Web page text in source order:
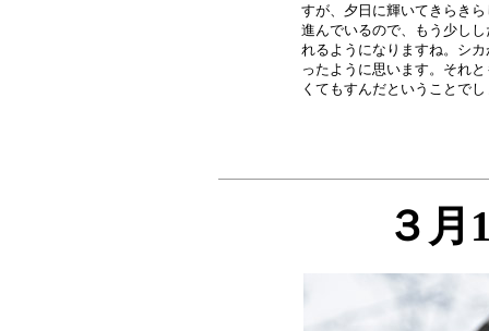
すが、夕日に輝いてきらき
進んでいるので、もう少し
れるようになりますね。シ
ったように思います。それ
３月